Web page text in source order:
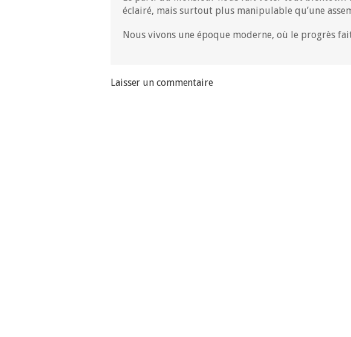
éclairé, mais surtout plus manipulable qu’une
Nous vivons une époque moderne, où le progrès
Laisser un commentaire